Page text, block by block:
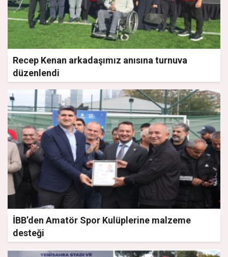
Recep Kenan arkadaşımız anısına turnuva
düzenlendi
İBB’den Amatör Spor Kulüplerine malzeme
desteği